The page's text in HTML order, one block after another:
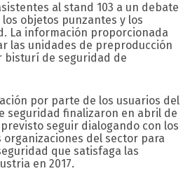
al stand 103 a un debate
objetos punzantes y los
La información proporcionada
las unidades de preproducción
bisturí de seguridad de
por parte de los usuarios del
seguridad finalizaron en abril de
seguir dialogando con los
organizaciones del sector para
que satisfaga las
en 2017.